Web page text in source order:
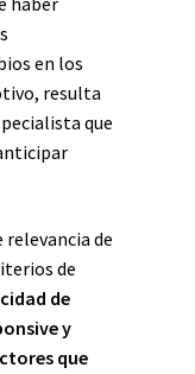
en los
resulta
que
de
de
de
y
que